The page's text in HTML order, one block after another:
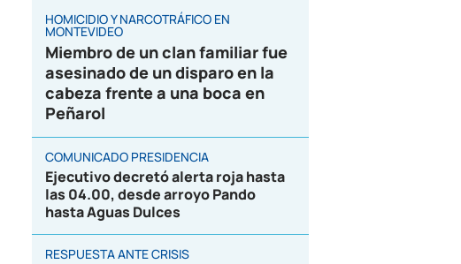
HOMICIDIO Y NARCOTRÁFICO EN
MONTEVIDEO
Miembro de un clan familiar fue
asesinado de un disparo en la
cabeza frente a una boca en
Peñarol
COMUNICADO PRESIDENCIA
Ejecutivo decretó alerta roja hasta
las 04.00, desde arroyo Pando
hasta Aguas Dulces
RESPUESTA ANTE CRISIS